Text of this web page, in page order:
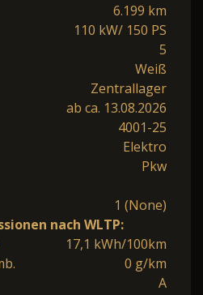
6.199 km
110 kW/ 150 PS
5
Weiß
Zentrallager
ab ca. 13.08.2026
4001-25
Elektro
Pkw
1 (None)
nach WLTP:
17,1 kWh/100km
0 g/km
A